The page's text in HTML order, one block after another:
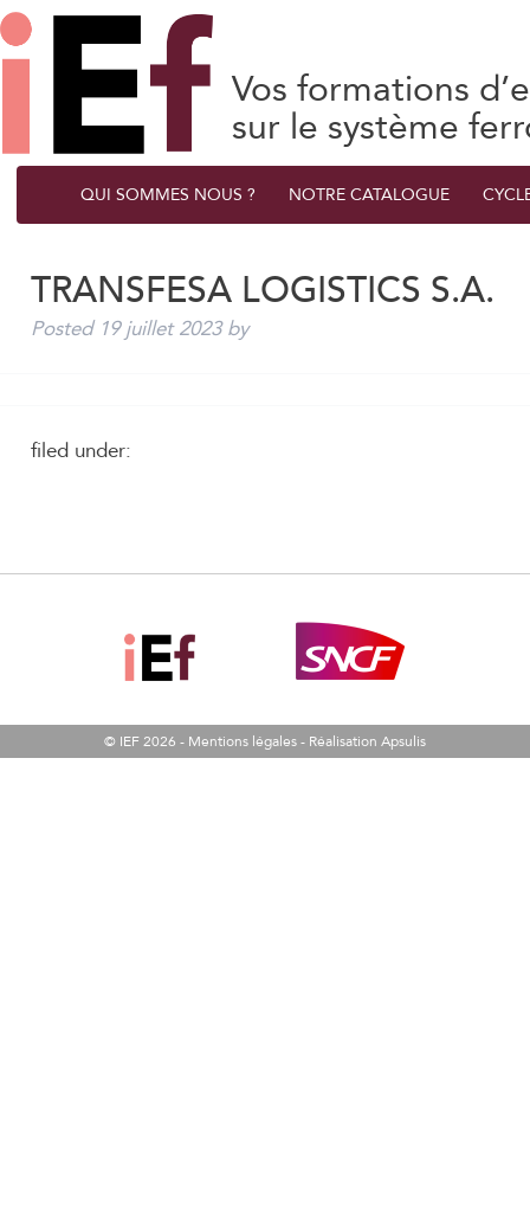
Vos formations
sur le système
QUI SOMMES NOUS ? NOTRE CATALOGUE
TRANSFESA LOGISTICS S.A.
Posted 19 juillet 2023 by
filed under:
© IEF 2026 - Mentions légales- Réalisation Apsulis